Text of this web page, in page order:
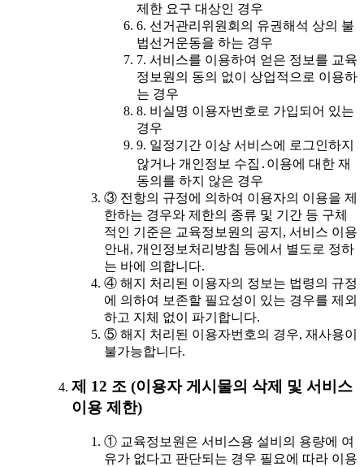
제한 요구 대상인 경우
6. 선거관리위원회의 유권해석 상의 불
법선거운동을 하는 경우
7. 서비스를 이용하여 얻은 정보를 교육
정보원의 동의 없이 상업적으로 이용하
는 경우
8. 비실명 이용자번호로 가입되어 있는
경우
9. 일정기간 이상 서비스에 로그인하지
않거나 개인정보 수집․이용에 대한 재
동의를 하지 않은 경우
③ 전항의 규정에 의하여 이용자의 이용을 제
한하는 경우와 제한의 종류 및 기간 등 구체
적인 기준은 교육정보원의 공지, 서비스 이용
안내, 개인정보처리방침 등에서 별도로 정하
는 바에 의합니다.
④ 해지 처리된 이용자의 정보는 법령의 규정
에 의하여 보존할 필요성이 있는 경우를 제외
하고 지체 없이 파기합니다.
⑤ 해지 처리된 이용자번호의 경우, 재사용이
불가능합니다.
제 12 조 (이용자 게시물의 삭제 및 서비스
이용 제한)
① 교육정보원은 서비스용 설비의 용량에 여
유가 없다고 판단되는 경우 필요에 따라 이용